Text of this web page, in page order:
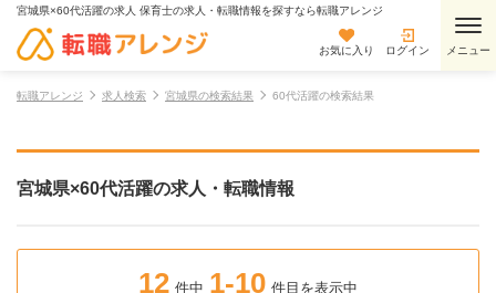
宮城県×60代活躍の求人 保育士の求人・転職情報を探すなら転職アレンジ
お気に入り ログイン
転職アレンジ 求人検索 宮城県の検索結果 60代活躍の検索結果
宮城県×60代活躍の求人・転職情報
12 件中 1-10 件目を表示中